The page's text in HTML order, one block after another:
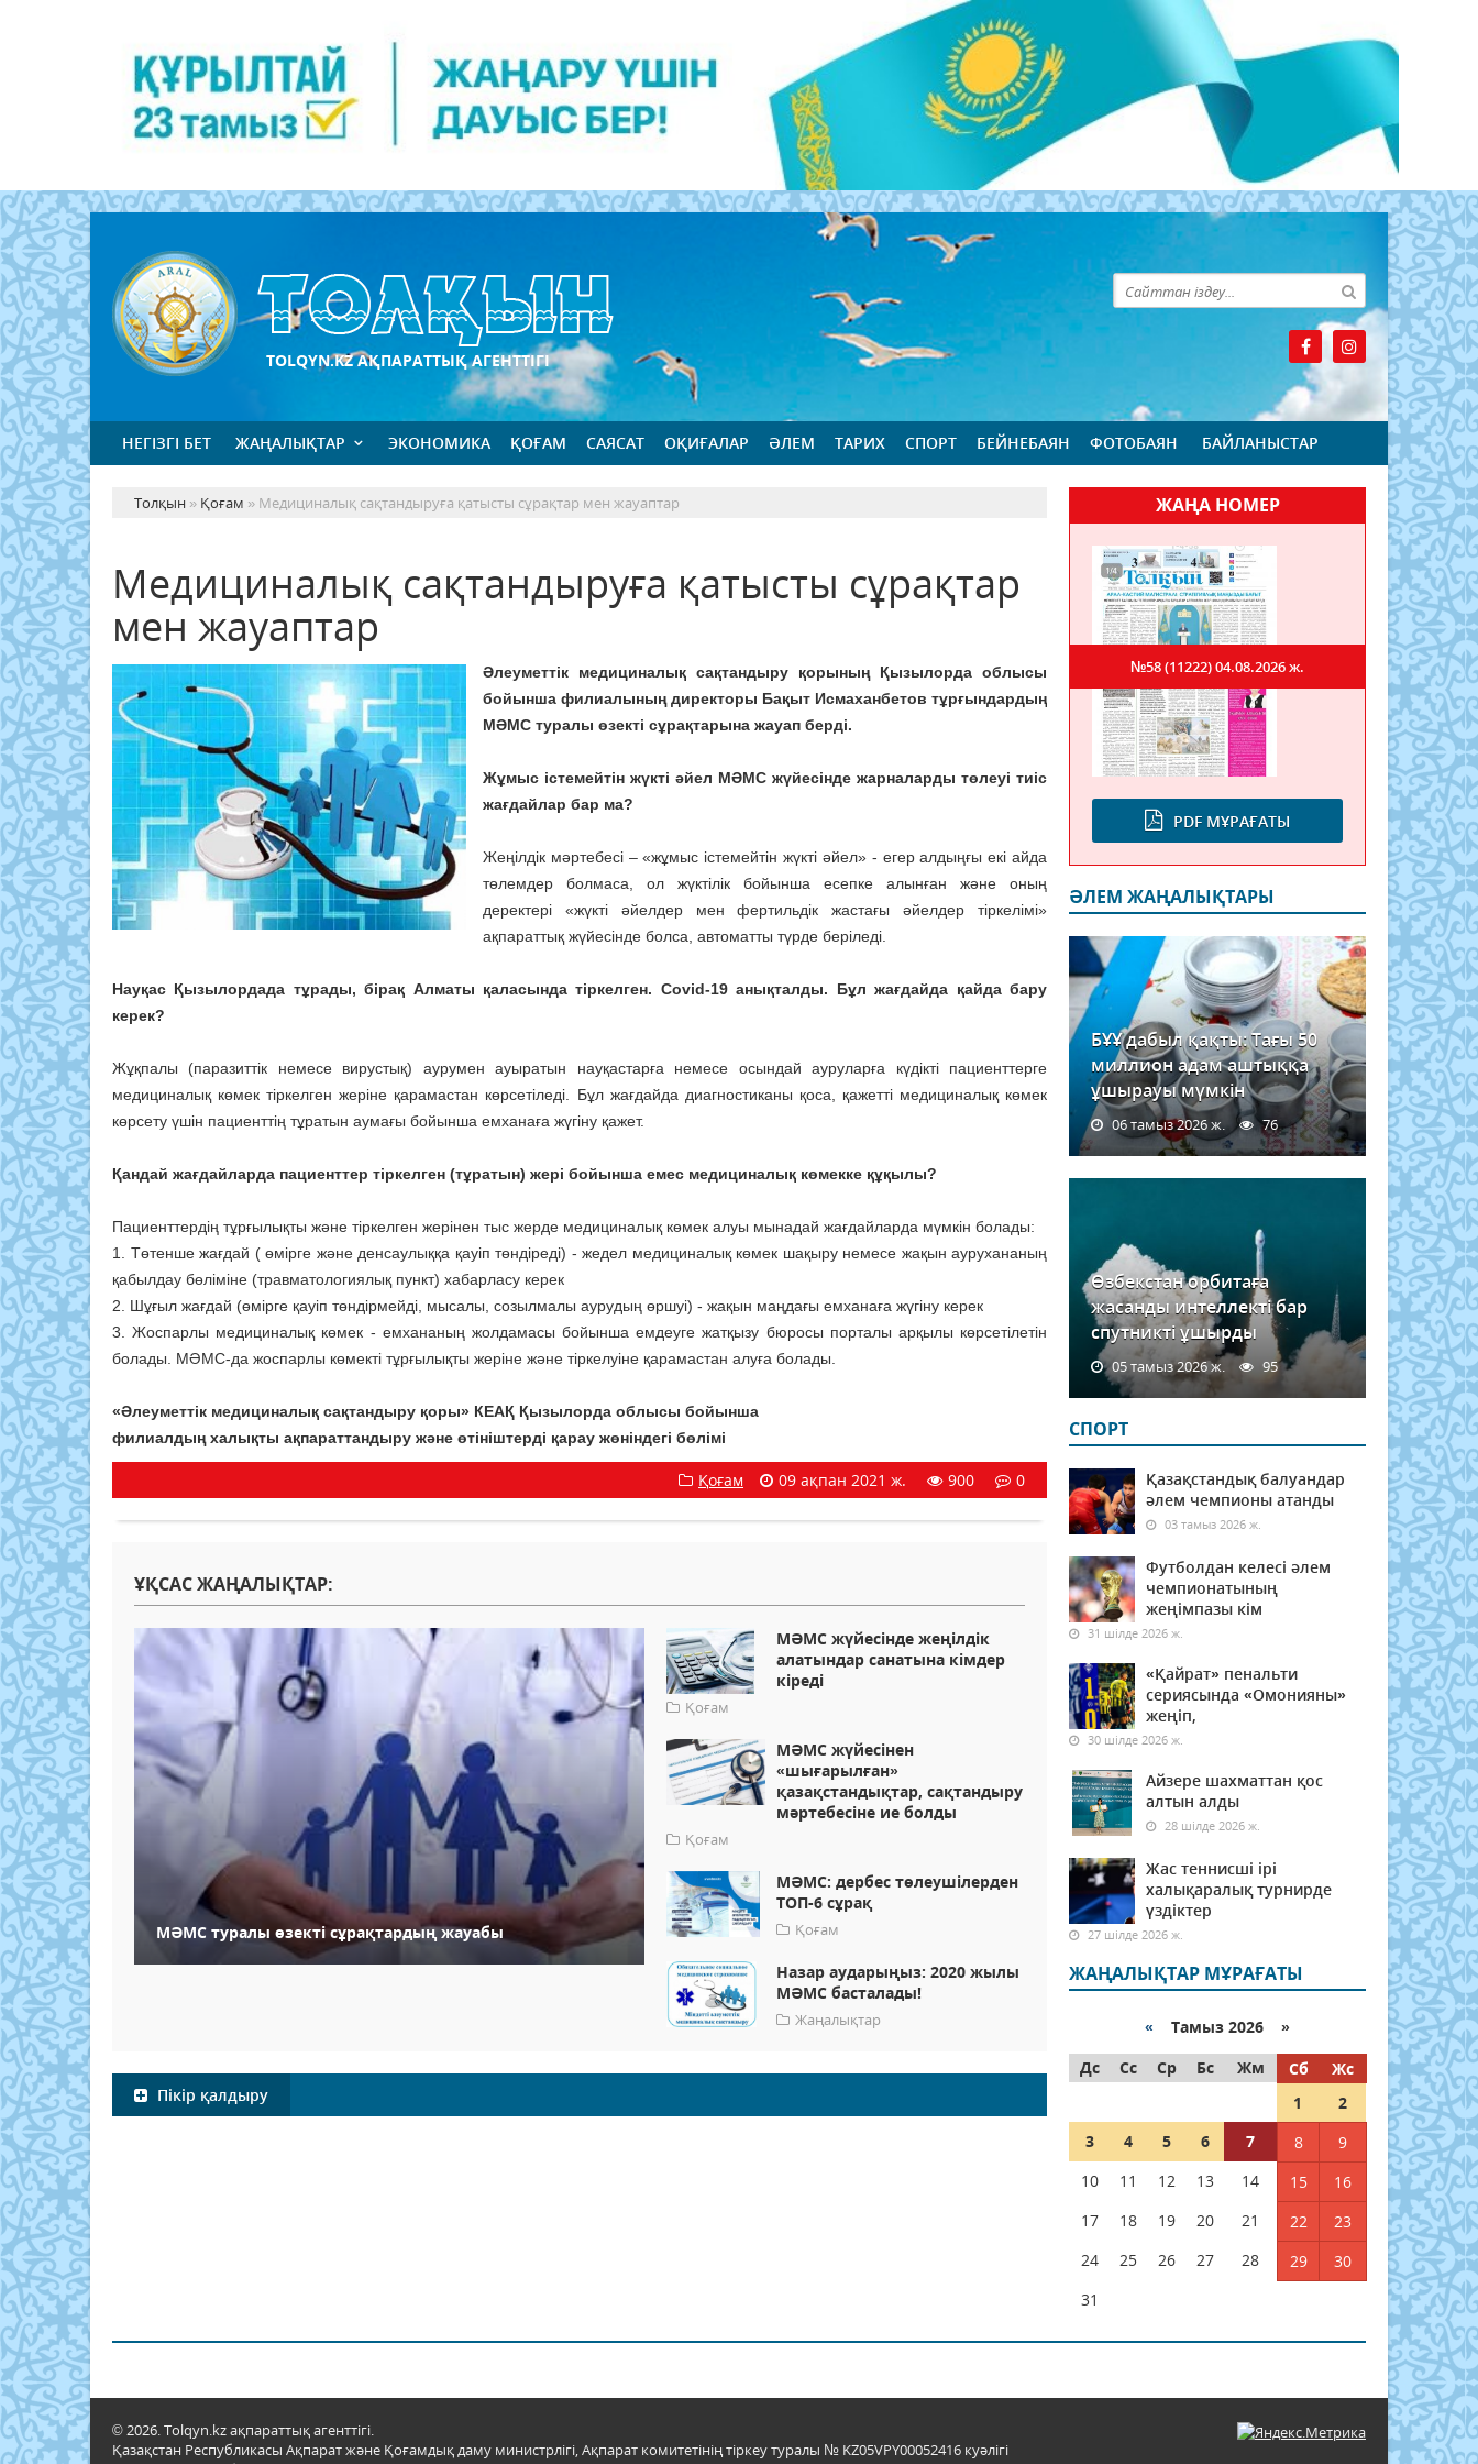
TOLQYN.KZ АҚПАРАТТЫҚ АГЕНТТІГІ
НЕГІЗГІ БЕТ ЖАҢАЛЫҚТАР ЭКОНОМИКА ҚОҒАМ САЯСАТ ОҚИҒАЛАР ӘЛЕМ ТАРИХ СПОРТ БЕЙНЕБАЯН ФОТОБАЯН БАЙЛАНЫСТАР
Толқын » Қоғам » Медициналық сақтандыруға қатысты сұрақтар мен жауаптар
Медициналық сақтандыруға қатысты сұрақтар
мен жауаптар
Әлеуметтік медициналық сақтандыру қорының Қызылорда облысы
бойынша филиалының директоры Бақыт Исмаханбетов тұрғындардың
МӘМС туралы өзекті сұрақтарына жауап берді.
Жұмыс істемейтін жүкті әйел МӘМС жүйесінде жарналарды төлеуі тиіс
жағдайлар бар ма?
Жеңілдік мәртебесі – «жұмыс істемейтін жүкті әйел» - егер алдыңғы екі айда
төлемдер болмаса, ол жүктілік бойынша есепке алынған және оның
деректері «жүкті әйелдер мен фертильдік жастағы әйелдер тіркелімі»
ақпараттық жүйесінде болса, автоматты түрде беріледі.
Науқас Қызылордада тұрады, бірақ Алматы қаласында тіркелген. Covid-19 анықталды. Бұл жағдайда қайда бару
керек?
Жұқпалы (паразиттік немесе вирустық) аурумен ауыратын науқастарға немесе осындай ауруларға күдікті пациенттерге
медициналық көмек тіркелген жеріне қарамастан көрсетіледі. Бұл жағдайда диагностиканы қоса, қажетті медициналық көмек
көрсету үшін пациенттің тұратын аумағы бойынша емханаға жүгіну қажет.
Қандай жағдайларда пациенттер тіркелген (тұратын) жері бойынша емес медициналық көмекке құқылы?
Пациенттердің тұрғылықты және тіркелген жерінен тыс жерде медициналық көмек алуы мынадай жағдайларда мүмкін болады:
1. Төтенше жағдай ( өмірге және денсаулыққа қауіп төндіреді) - жедел медициналық көмек шақыру немесе жақын аурухананың
қабылдау бөліміне (травматологиялық пункт) хабарласу керек
2. Шұғыл жағдай (өмірге қауіп төндірмейді, мысалы, созылмалы аурудың өршуі) - жақын маңдағы емханаға жүгіну керек
3. Жоспарлы медициналық көмек - емхананың жолдамасы бойынша емдеуге жатқызу бюросы порталы арқылы көрсетілетін
болады. МӘМС-да жоспарлы көмекті тұрғылықты жеріне және тіркелуіне қарамастан алуға болады.
«Әлеуметтік медициналық сақтандыру қоры» КЕАҚ Қызылорда облысы бойынша
филиалдың халықты ақпараттандыру және өтініштерді қарау жөніндегі бөлімі
Қоғам 09 ақпан 2021 ж. 900 0
ҰҚСАС ЖАҢАЛЫҚТАР:
МӘМС туралы өзекті сұрақтардың жауабы
МӘМС жүйесінде жеңілдік
алатындар санатына кімдер
кіреді
Қоғам
МӘМС жүйесінен
«шығарылған»
қазақстандықтар, сақтандыру
мәртебесіне ие болды
Қоғам
МӘМС: дербес төлеушілерден
ТОП-6 сұрақ
Қоғам
Назар аударыңыз: 2020 жылы
МӘМС басталады!
Жаңалықтар
Пікір қалдыру
ЖАҢА НОМЕР
PDF МҰРАҒАТЫ
№58 (11222)04.08.2026 ж.
ӘЛЕМ ЖАҢАЛЫҚТАРЫ
БҰҰ дабыл қақты: Тағы 50
миллион адам аштыққа
ұшырауы мүмкін
06 тамыз 2026 ж. 76
Өзбекстан орбитаға
жасанды интеллекті бар
спутникті ұшырды
05 тамыз 2026 ж. 95
СПОРТ
Қазақстандық балуандар
әлем чемпионы атанды
03 тамыз 2026 ж.
Футболдан келесі әлем
чемпионатының
жеңімпазы кім
31 шілде 2026 ж.
«Қайрат» пенальти
сериясында «Омонияны»
жеңіп,
30 шілде 2026 ж.
Айзере шахматтан қос
алтын алды
28 шілде 2026 ж.
Жас теннисші ірі
халықаралық турнирде
үздіктер
27 шілде 2026 ж.
ЖАҢАЛЫҚТАР МҰРАҒАТЫ
« Тамыз 2026 »
Дс
Сс Ср Бс Жм Сб
Жс
1
2
3
4 5 6 7 8
9
10
11 12 13 14 15
16
17
18 19 20 21 22
23
24
25 26 27 28 29
30
31
© 2026. Tolqyn.kz ақпараттық агенттігі.
Қазақстан Республикасы Ақпарат және Қоғамдық даму министрлігі, Ақпарат комитетінің тіркеу туралы № KZ05VPY00052416 куәлігі